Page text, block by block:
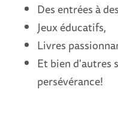
Des entrées à
Jeux éducatifs,
Livres
Et bien d'autres
persévérance!